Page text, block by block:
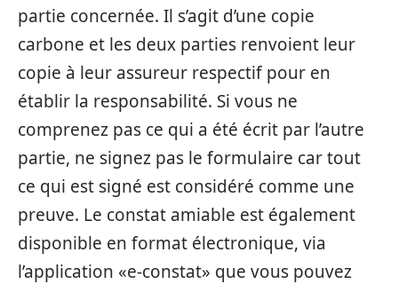
partie concernée. Il s’agit d’une copie
carbone et les deux parties renvoient leur
copie à leur assureur respectif pour en
établir la responsabilité. Si vous ne
comprenez pas ce qui a été écrit par l’autre
partie, ne signez pas le formulaire car tout
ce qui est signé est considéré comme une
preuve. Le constat amiable est également
disponible en format électronique, via
l’application «e-constat» que vous pouvez